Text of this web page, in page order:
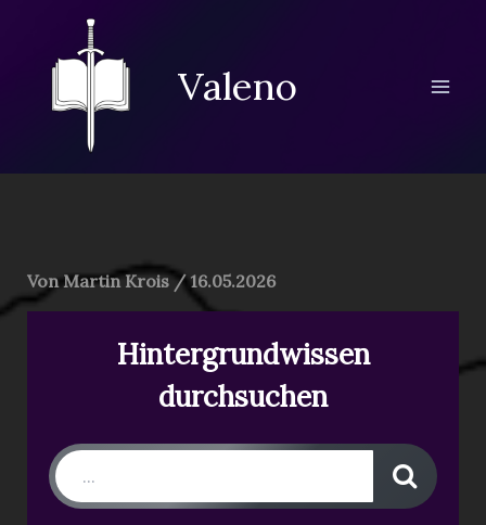
springen
Valeno
VonMartin Krois/16.05.2026
Hintergrundwissen
durchsuchen